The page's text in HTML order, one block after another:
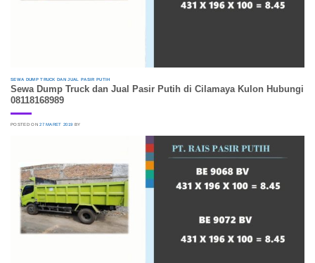
SEWA DUMP TRUCK DAN JUAL PASIR PUTIH
Sewa Dump Truck dan Jual Pasir Putih di Cilamaya Kulon Hubungi
08118168989
POSTED ON27 MARET 2019 BY